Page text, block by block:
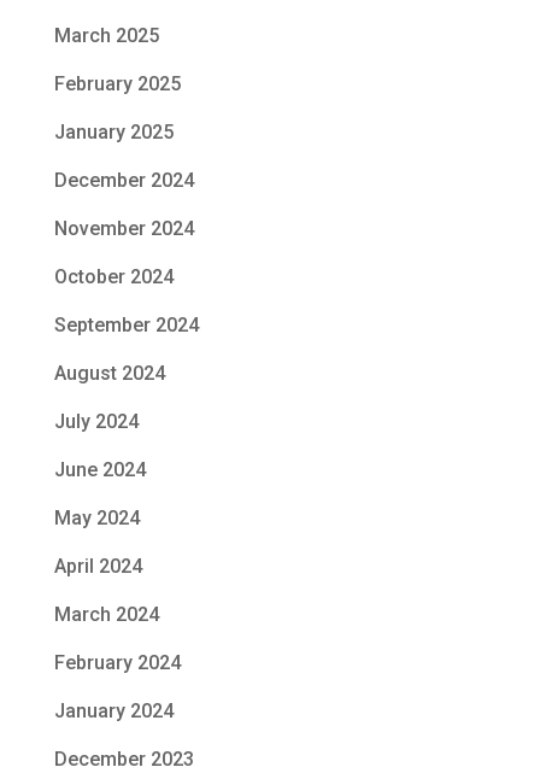
March 2025
February 2025
January 2025
December 2024
November 2024
October 2024
September 2024
August 2024
July 2024
June 2024
May 2024
April 2024
March 2024
February 2024
January 2024
December 2023